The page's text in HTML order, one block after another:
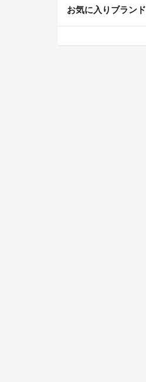
お気に入りブランド